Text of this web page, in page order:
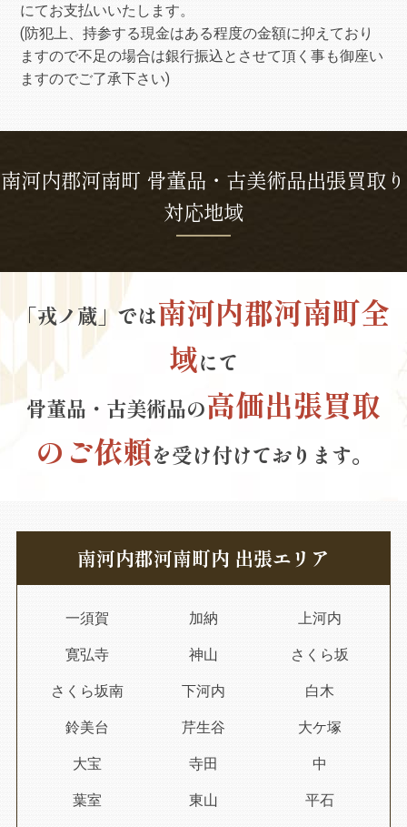
にてお支払いいたします。
(防犯上、持参する現金はある程度の金額に抑えており
ますので不足の場合は銀行振込とさせて頂く事も御座い
ますのでご了承下さい)
南河内郡河南町 骨董品・古美術品出張買取り
対応地域
「戎ノ蔵」では南河内郡河南町全
域にて
骨董品・古美術品の高価出張買取
のご依頼を受け付けております。
南河内郡河南町内 出張エリア
一須賀 加納 上河内
寛弘寺 神山 さくら坂
さくら坂南 下河内 白木
鈴美台 芹生谷 大ケ塚
大宝 寺田 中
葉室 東山 平石